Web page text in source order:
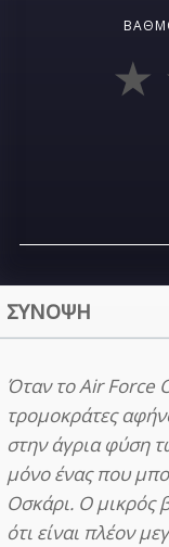
ΣΥΝΟΨΗ
Όταν το Air Force
τρομοκράτες
στην άγρια φύση
μόνο ένας που
Οσκάρι. Ο μικρός
ότι είναι πλέον